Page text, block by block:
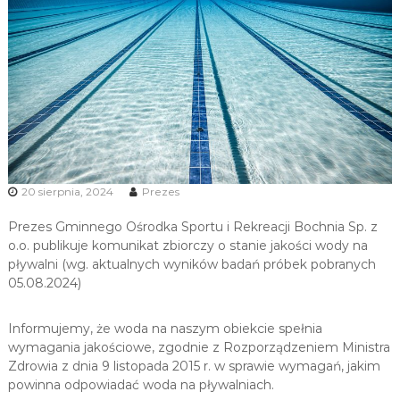
u
i
R
e
k
r
e
a
c
i
20 sierpnia, 2024 Prezes
Prezes Gminnego Ośrodka Sportu i Rekreacji Bochnia Sp. z
o.o. publikuje komunikat zbiorczy o stanie jakości wody na
pływalni (wg. aktualnych wyników badań próbek pobranych
05.08.2024)
Informujemy, że woda na naszym obiekcie spełnia
wymagania jakościowe, zgodnie z Rozporządzeniem Ministra
Zdrowia z dnia 9 listopada 2015 r. w sprawie wymagań, jakim
powinna odpowiadać woda na pływalniach.